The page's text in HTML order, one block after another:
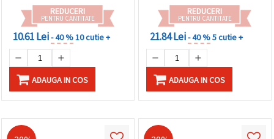
REDUCERI
PENTRU CANTITATE
10.61 Lei- 40 %10 cutie +
ADAUGA IN COS
REDUCERI
PENTRU CANTITATE
21.84 Lei- 40 %5 cutie +
ADAUGA IN COS